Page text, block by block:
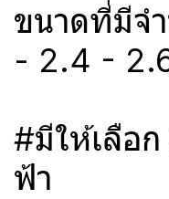
ขนาดที่มีจ
- 2.4 -
#มีให้เลือ
ฟ้า